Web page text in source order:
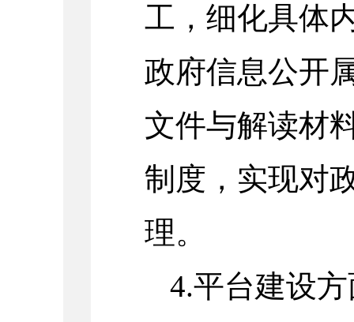
工，细化具体
政府信息公开
文件与解读材
制度，实现对
理。
4.平台建设